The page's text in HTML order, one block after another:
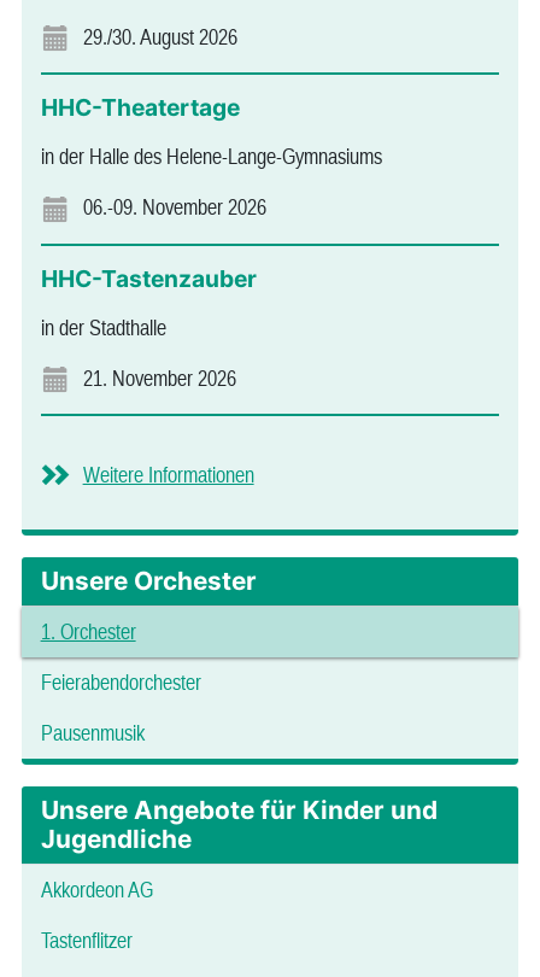
29./30. August 2026
HHC-Theatertage
in der Halle des Helene-Lange-Gymnasiums
06.-09. November 2026
HHC-Tastenzauber
in der Stadthalle
21. November 2026
Weitere Informationen
Unsere Orchester
1. Orchester
Feierabendorchester
Pausenmusik
Unsere Angebote für Kinder und
Jugendliche
Akkordeon AG
Tastenflitzer